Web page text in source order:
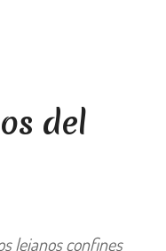
del
lejanos confines